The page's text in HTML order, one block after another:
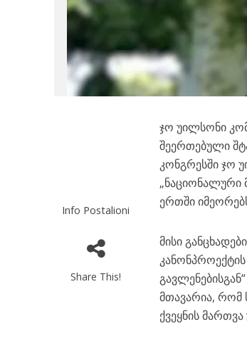
Info Postalioni
Share This!
ჯო უილსონი
შეერთებული
კონგრესში ჯო
„ნაციონალური
ერთში
მისი
მთავარია, რომ
ქვეყნის